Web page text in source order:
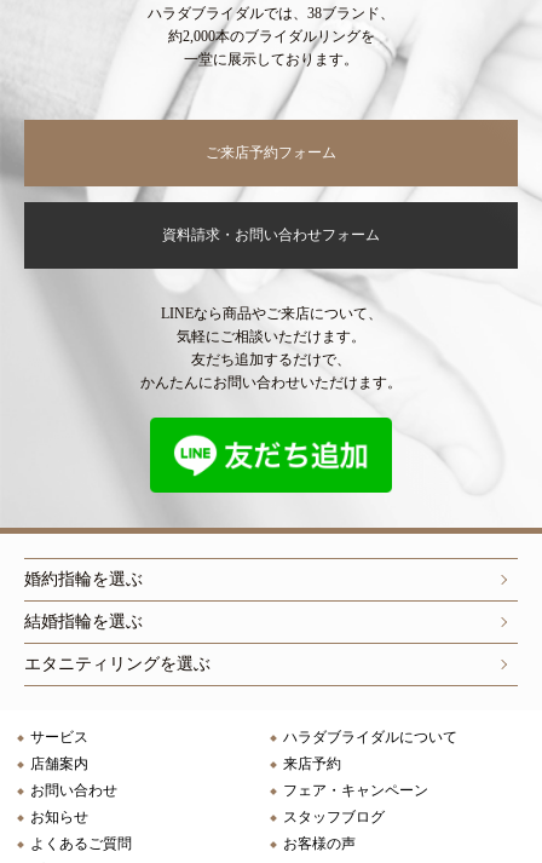
ハラダブライダルでは、38ブランド、
約2,000本のブライダルリングを
一堂に展示しております。
ご来店予約フォーム
資料請求・お問い合わせフォーム
LINEなら商品やご来店について、
気軽にご相談いただけます。
友だち追加するだけで、
かんたんにお問い合わせいただけます。
婚約指輪を選ぶ
結婚指輪を選ぶ
エタニティリングを選ぶ
サービス
ハラダブライダルについて
店舗案内
来店予約
お問い合わせ
フェア・キャンペーン
お知らせ
スタッフブログ
よくあるご質問
お客様の声